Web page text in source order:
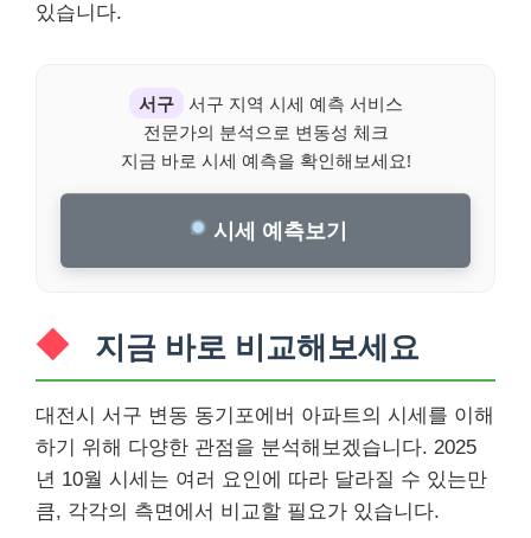
있습니다.
서구
서구 지역 시세 예측 서비스
전문가의 분석으로 변동성 체크
지금 바로 시세 예측을 확인해보세요!
시세 예측보기
지금 바로 비교해보세요
대전시 서구 변동 동기포에버 아파트의 시세를 이해
하기 위해 다양한 관점을 분석해보겠습니다. 2025
년 10월 시세는 여러 요인에 따라 달라질 수 있는만
큼, 각각의 측면에서 비교할 필요가 있습니다.